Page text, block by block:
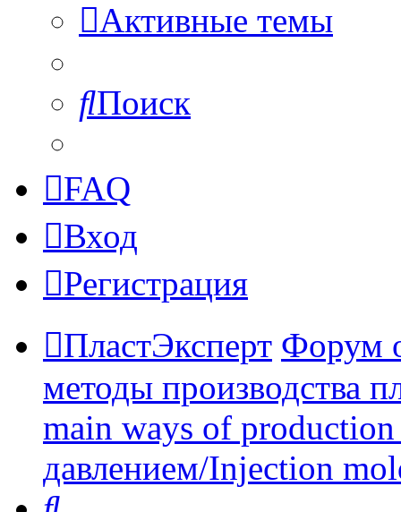
Активные темы
Поиск
FAQ
Вход
Регистрация
ПластЭксперт Форум
методы производства
main ways of
давлением/Injection